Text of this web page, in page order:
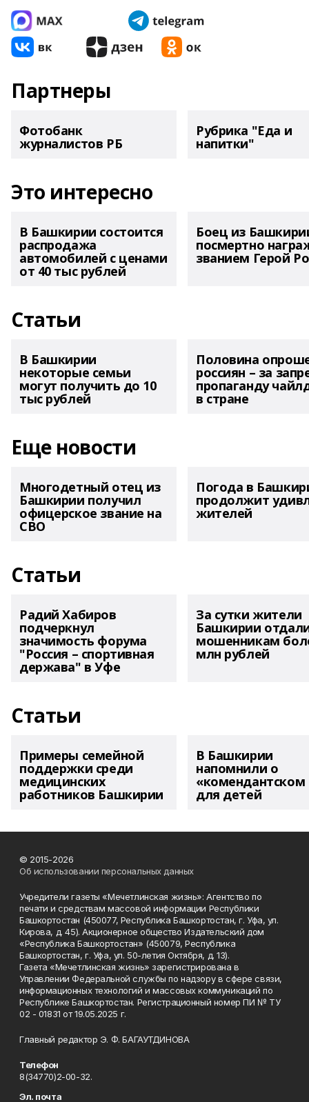
Партнеры
Фотобанк
журналистов РБ
Рубрика "Еда и
напитки"
Это интересно
В Башкирии состоится
распродажа
автомобилей с ценами
от 40 тыс рублей
Боец из
посмертно
званием Герой
Статьи
В Башкирии
некоторые семьи
могут получить до 10
тыс рублей
Половина
россиян – за
пропаганду
в стране
Еще новости
Многодетный отец из
Башкирии получил
офицерское звание на
СВО
Погода в
продолжит
жителей
Статьи
Радий Хабиров
подчеркнул
значимость форума
"Россия – спортивная
держава" в Уфе
За сутки жители
Башкирии
мошенникам
млн рублей
Статьи
Примеры семейной
поддержки среди
медицинских
работников Башкирии
В Башкирии
напомнили о
«комендантском
для детей
© 2015-2026
Об использовании персональных данных
Учредители газеты «Мечетлинская жизнь»: Агентство по
печати и средствам массовой информации Республики
Башкортостан (450077, Республика Башкортостан, г. Уфа, ул.
Кирова, д. 45). Акционерное общество Издательский дом
«Республика Башкортостан» (450079, Республика
Башкортостан, г. Уфа, ул. 50-летия Октября, д. 13).
Газета «Мечетлинская жизнь» зарегистрирована в
Управлении Федеральной службы по надзору в сфере связи,
информационных технологий и массовых коммуникаций по
Республике Башкортостан. Регистрационный номер ПИ № ТУ
02 - 01831 от 19.05.2025 г.
Главный редактор Э. Ф. БАГАУТДИНОВА
Телефон
8(34770)2-00-32.
Эл. почта